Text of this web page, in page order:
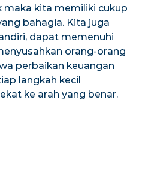
maka kita memiliki cukup
bahagia. Kita juga
dapat memenuhi
orang-orang
perbaikan keuangan
langkah kecil
ke arah yang benar.